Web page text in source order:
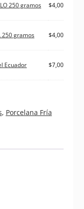
250 gramos $4,00
250 gramos $4,00
Ecuador $7,00
, Porcelana Fría